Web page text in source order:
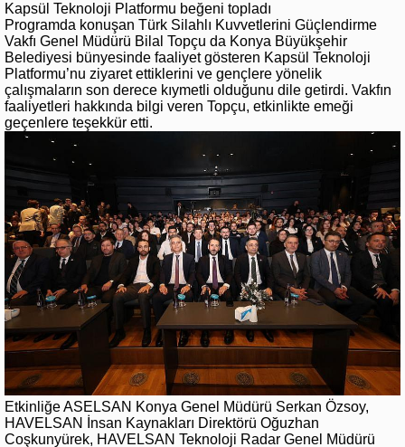
Kapsül Teknoloji Platformu beğeni topladı
Programda konuşan Türk Silahlı Kuvvetlerini Güçlendirme
Vakfı Genel Müdürü Bilal Topçu da Konya Büyükşehir
Belediyesi bünyesinde faaliyet gösteren Kapsül Teknoloji
Platformu’nu ziyaret ettiklerini ve gençlere yönelik
çalışmaların son derece kıymetli olduğunu dile getirdi. Vakfın
faaliyetleri hakkında bilgi veren Topçu, etkinlikte emeği
geçenlere teşekkür etti.
Etkinliğe ASELSAN Konya Genel Müdürü Serkan Özsoy,
HAVELSAN İnsan Kaynakları Direktörü Oğuzhan
Coşkunyürek, HAVELSAN Teknoloji Radar Genel Müdürü